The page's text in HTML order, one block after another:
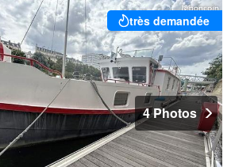
très demandée
4 Photos